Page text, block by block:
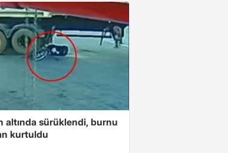
altında sürüklendi, burnu
kurtuldu